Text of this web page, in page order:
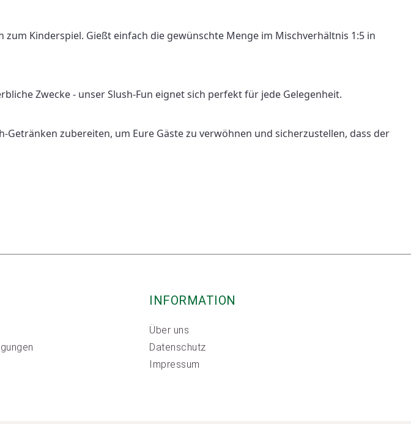
Kinderspiel. Gießt einfach die gewünschte Menge im Mischverhältnis 1:5 in
Zwecke - unser Slush-Fun eignet sich perfekt für jede Gelegenheit.
zubereiten, um Eure Gäste zu verwöhnen und sicherzustellen, dass der
INFORMATION
Über uns
Datenschutz
Impressum